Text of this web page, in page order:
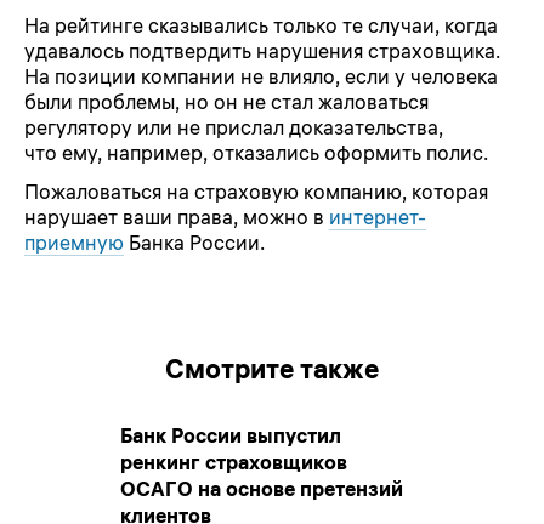
На рейтинге сказывались только те случаи, когда
удавалось подтвердить нарушения страховщика.
На позиции компании не влияло, если у человека
были проблемы, но он не стал жаловаться
регулятору или не прислал доказательства,
что ему, например, отказались оформить полис.
Пожаловаться на страховую компанию, которая
нарушает ваши права, можно в интернет-
приемную Банка России.
Смотрите также
Банк России выпустил
ренкинг страховщиков
ОСАГО на основе претензий
клиентов